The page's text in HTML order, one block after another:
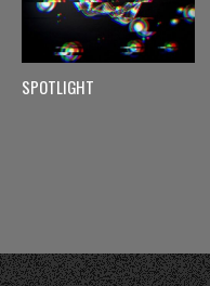
SPOTLIGHT